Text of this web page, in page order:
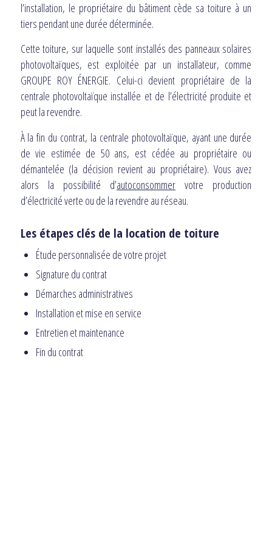
l’installation, le propriétaire du bâtiment cède sa toiture à un
tiers pendant une durée déterminée.
Cette toiture, sur laquelle sont installés des panneaux solaires
photovoltaïques, est exploitée par un installateur, comme
GROUPE ROY ÉNERGIE. Celui-ci devient propriétaire de la
centrale photovoltaïque installée et de l’électricité produite et
peut la revendre.
À la fin du contrat, la centrale photovoltaïque, ayant une durée
de vie estimée de 50 ans, est cédée au propriétaire ou
démantelée (la décision revient au propriétaire). Vous avez
alors la possibilité d’autoconsommer votre production
d’électricité verte ou de la revendre au réseau.
Les étapes clés de la location de toiture
Étude personnalisée de votre projet
Signature du contrat
Démarches administratives
Installation et mise en service
Entretien et maintenance
Fin du contrat